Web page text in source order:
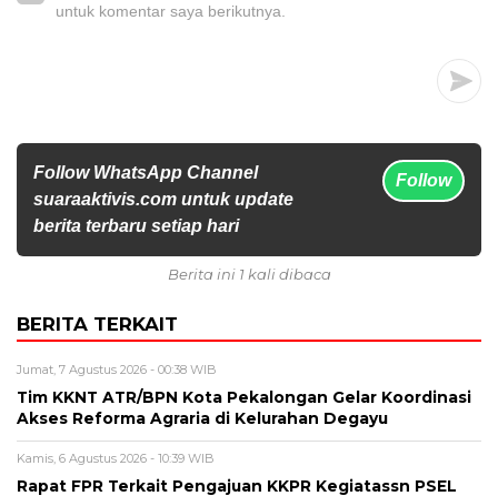
untuk komentar saya berikutnya.
Follow WhatsApp Channel
suaraaktivis.com untuk update
berita terbaru setiap hari
Follow
Berita ini 1 kali dibaca
BERITA TERKAIT
Jumat, 7 Agustus 2026 - 00:38 WIB
Tim KKNT ATR/BPN Kota Pekalongan Gelar Koordinasi
Akses Reforma Agraria di Kelurahan Degayu
Kamis, 6 Agustus 2026 - 10:39 WIB
Rapat FPR Terkait Pengajuan KKPR Kegiatassn PSEL